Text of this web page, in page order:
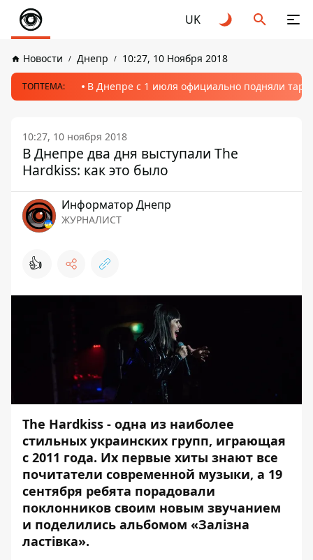
UK
Новости Днепр 10:27, 10 Ноября 2018
ТОПТЕМА: В Днепре с 1 июля официально подняли
10:27, 10 ноября 2018
В Днепре два дня выступали The
Hardkiss: как это было
Информатор Днепр
ЖУРНАЛИСТ
👍
The Hardkiss - одна из наиболее
стильных украинских групп, играющая
с 2011 года. Их первые хиты знают все
почитатели современной музыки, а 19
сентября ребята порадовали
поклонников своим новым звучанием
и поделились альбомом «Залізна
ластівка».